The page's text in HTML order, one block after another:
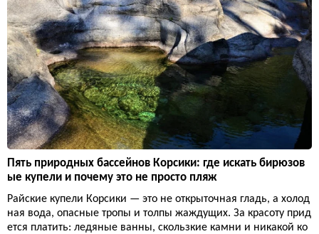
Пять природных бассейнов Корсики: где искать бирюзов
ые купели и почему это не просто пляж
Райские купели Корсики — это не открыточная гладь, а холод
ная вода, опасные тропы и толпы жаждущих. За красоту прид
ется платить: ледяные ванны, скользкие камни и никакой ко